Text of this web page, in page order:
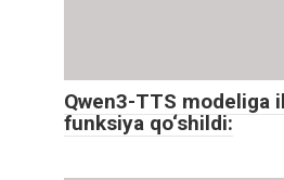
Qwen3-TTS modeliga
funksiya qo‘shildi: